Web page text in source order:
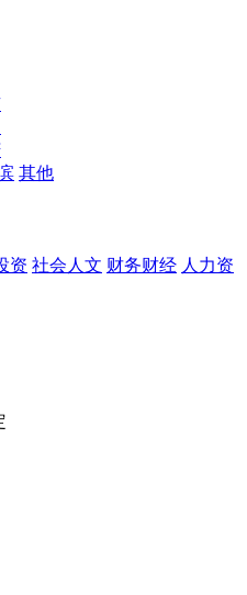
其他
资 社会人文 财务财经 人力资